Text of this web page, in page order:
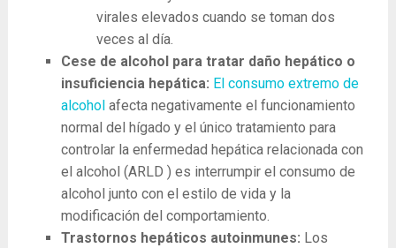
virales elevados cuando se toman dos
veces al día.
Cese de alcohol para tratar daño hepático o
insuficiencia hepática: El consumo extremo de
alcohol afecta negativamente el funcionamiento
normal del hígado y el único tratamiento para
controlar la enfermedad hepática relacionada con
el alcohol (ARLD ) es interrumpir el consumo de
alcohol junto con el estilo de vida y la
modificación del comportamiento.
Trastornos hepáticos autoinmunes: Los